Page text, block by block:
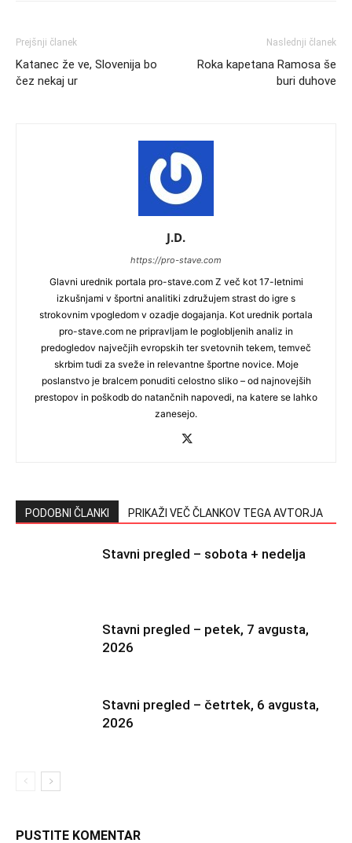
Prejšnji članek
Katanec že ve, Slovenija bo
čez nekaj ur
Naslednji članek
Roka kapetana Ramosa še
buri duhove
J.D.
https://pro-stave.com
Glavni urednik portala pro-stave.com Z več kot 17-letnimi
izkušnjami v športni analitiki združujem strast do igre s
strokovnim vpogledom v ozadje dogajanja. Kot urednik portala
pro-stave.com ne pripravljam le poglobljenih analiz in
predogledov največjih evropskih ter svetovnih tekem, temveč
skrbim tudi za sveže in relevantne športne novice. Moje
poslanstvo je bralcem ponuditi celostno sliko – od najnovejših
prestopov in poškodb do natančnih napovedi, na katere se lahko
zanesejo.
PODOBNI ČLANKI PRIKAŽI VEČ ČLANKOV TEGA AVTORJA
Stavni pregled – sobota + nedelja
Stavni pregled – petek, 7 avgusta,
2026
Stavni pregled – četrtek, 6 avgusta,
2026
PUSTITE KOMENTAR